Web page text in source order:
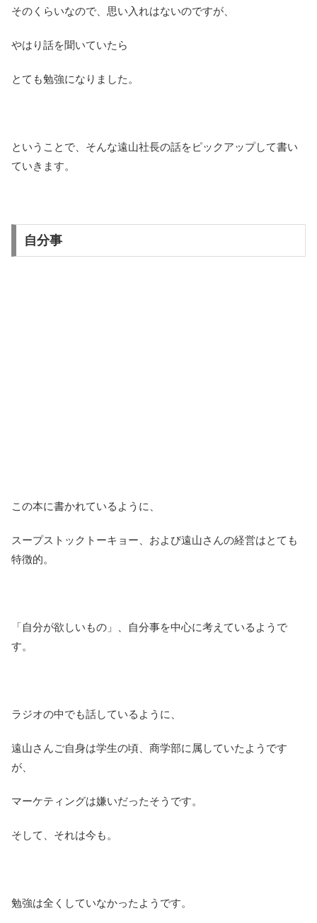
そのくらいなので、思い入れはないのですが、
やはり話を聞いていたら
とても勉強になりました。
ということで、そんな遠山社長の話をピックアップして書い
ていきます。
自分事
この本に書かれているように、
スープストックトーキョー、および遠山さんの経営はとても
特徴的。
「自分が欲しいもの」、自分事を中心に考えているようで
す。
ラジオの中でも話しているように、
遠山さんご自身は学生の頃、商学部に属していたようです
が、
マーケティングは嫌いだったそうです。
そして、それは今も。
勉強は全くしていなかったようです。